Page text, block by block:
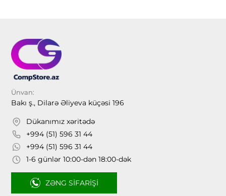
Ünvan:
Bakı ş., Dilarə Əliyeva küçəsi 196
Dükanımız xəritədə
+994 (51) 596 31 44
+994 (51) 596 31 44
1-6 günlər 10:00-dən 18:00-dək
ZƏNG SIFARIŞI